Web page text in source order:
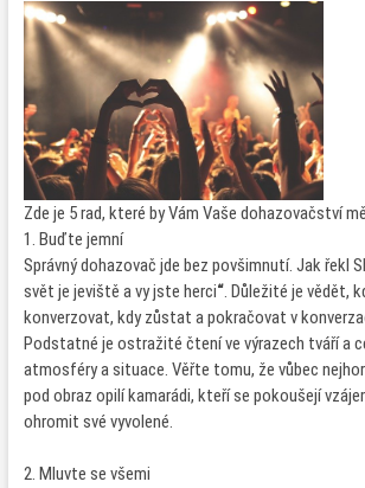
Zde je 5 rad, které by Vám Vaše dohazovačství
1. Buďte jemní
Správný dohazovač jde bez povšimnutí. Jak řekl
svět je jeviště a vy jste herci“. Důležité je vědět,
konverzovat, kdy zůstat a pokračovat v
Podstatné je ostražité čtení ve výrazech tváří a
atmosféry a situace. Věřte tomu, že vůbec
pod obraz opilí kamarádi, kteří se pokoušejí
ohromit své vyvolené.
2. Mluvte se všemi